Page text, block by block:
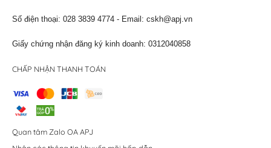
Số điện thoại: 028 3839 4774 - Email: cskh@apj.vn
Giấy chứng nhận đăng ký kinh doanh: 0312040858
CHẤP NHẬN THANH TOÁN
Quan tâm Zalo OA APJ